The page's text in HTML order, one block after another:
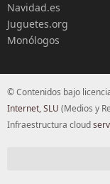
Navidad.es
Juguetes.org
Monólogos
© Contenidos bajo
Internet, SLU (Medios y
Infraestructura cloud